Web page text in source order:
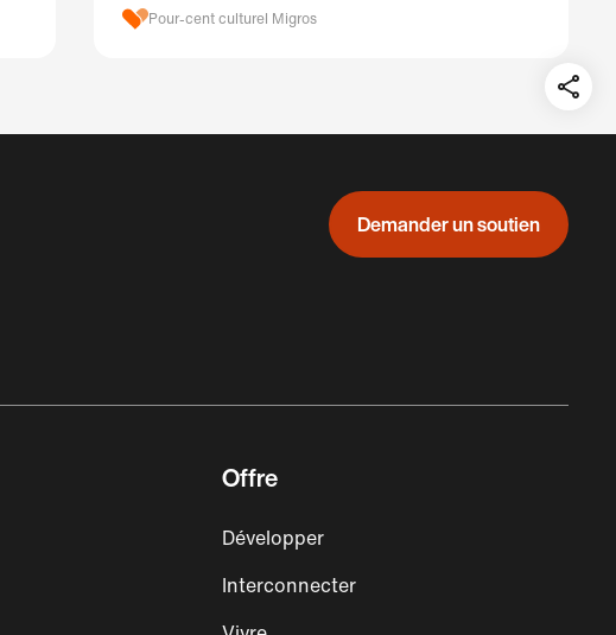
Pour-cent culturel Migros
auf:
Demander un soutien
Offre
Développer
Interconnecter